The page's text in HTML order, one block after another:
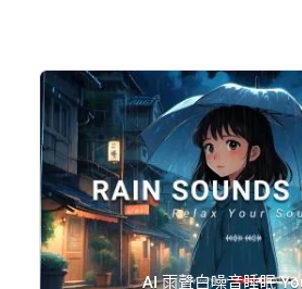
AI 雨聲白噪音睡眠